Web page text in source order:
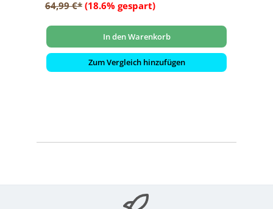
64,99 €* (18.6% gespart)
In den Warenkorb
Zum Vergleich hinzufügen